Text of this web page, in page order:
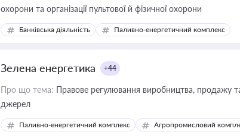
охорони та організації пультової й фізичної охорони
Банківська діяльність Паливно-енергетичний комплекс
Зелена енергетика +44
Про що тема: Правове регулювання виробництва, продажу
джерел
Паливно-енергетичний комплекс Агропромисловий